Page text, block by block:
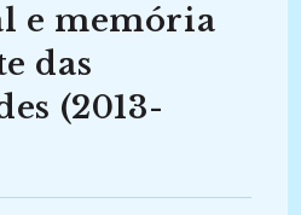
e memória
das
(2013-